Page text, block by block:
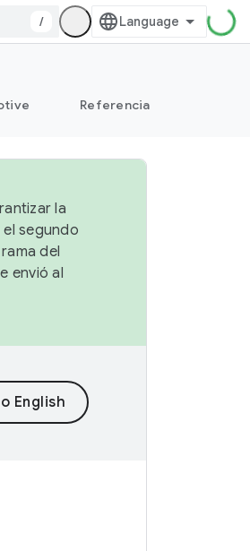
/
Referencia
la
segundo
del
envió al